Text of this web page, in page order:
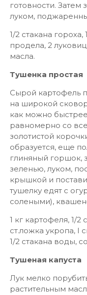
готовности.
луком,
1/2 стакана
продела, 2
масла.
Тушенка простая
Сырой картофель
на широкой
как можно
равномерно со
золотистой
образуется, еще
глиняный горшок,
зеленью, луком,
крышкой и
тушелку едят с
солеными),
1 кг картофеля, 1/2
ст.ложка укропа, I
1/2 стакана воды,
Тушеная капуста
Лук мелко
растительным